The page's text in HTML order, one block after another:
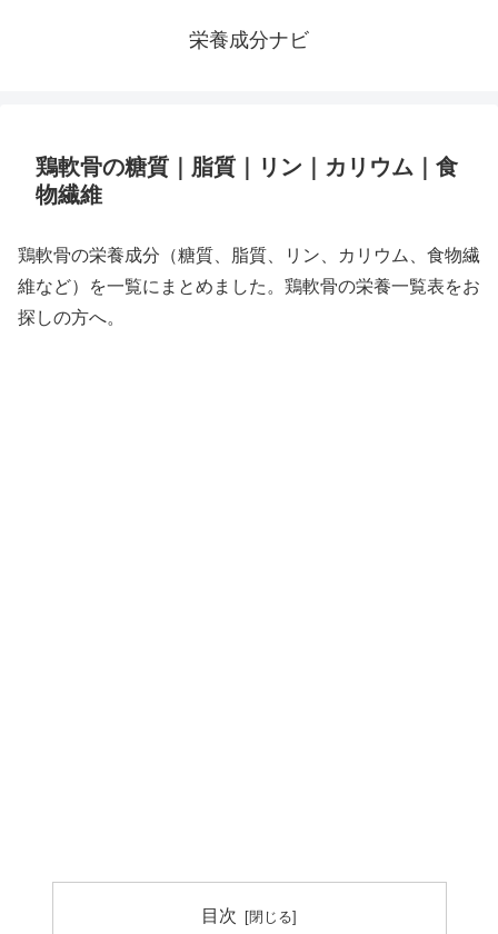
栄養成分ナビ
鶏軟骨の糖質｜脂質｜リン｜カリウム｜食
物繊維
鶏軟骨の栄養成分（糖質、脂質、リン、カリウム、食物繊
維など）を一覧にまとめました。鶏軟骨の栄養一覧表をお
探しの方へ。
目次